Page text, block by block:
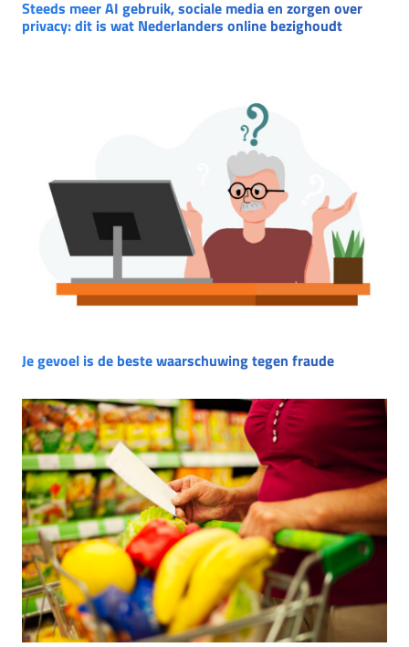
Steeds meer AI gebruik, sociale media en zorgen over
privacy: dit is wat Nederlanders online bezighoudt
Je gevoel is de beste waarschuwing tegen fraude